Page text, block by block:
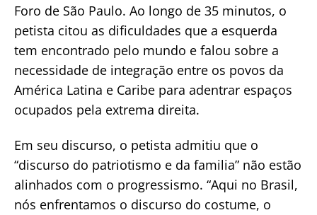
Foro de São Paulo. Ao longo de 35 minutos, o
petista citou as dificuldades que a esquerda
tem encontrado pelo mundo e falou sobre a
necessidade de integração entre os povos da
América Latina e Caribe para adentrar espaços
ocupados pela extrema direita.
Em seu discurso, o petista admitiu que o
“discurso do patriotismo e da familia” não estão
alinhados com o progressismo. “Aqui no Brasil,
nós enfrentamos o discurso do costume, o